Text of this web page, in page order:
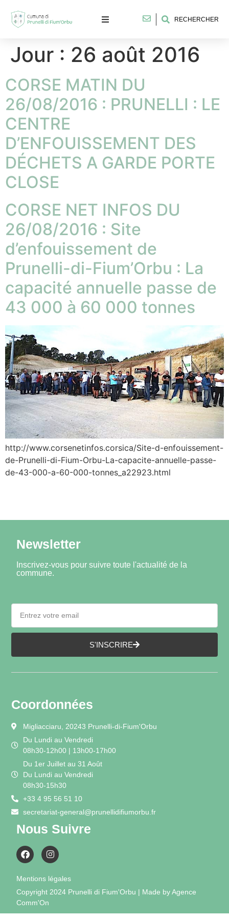
RECHERCHER
Jour : 26 août 2016
CORSE MATIN DU
26/08/2016 : PRUNELLI : LE
CENTRE
D’ENFOUISSEMENT DES
DÉCHETS A GARDE PORTE
CLOSE
CORSE NET INFOS DU
26/08/2016 : Site
d’enfouissement de
Prunelli-di-Fium’Orbu : La
capacité annuelle passe de
43 000 à 60 000 tonnes
http://www.corsenetinfos.corsica/Site-d-enfouissement-
de-Prunelli-di-Fium-Orbu-La-capacite-annuelle-passe-
de-43-000-a-60-000-tonnes_a22923.html
Newsletter
Inscrivez-vous pour suivre toute l'actualité de la
commune.
S'INSCRIRE
Coordonnées
Migliacciaru, 20243 Prunelli-di-Fium'Orbu
Du Lundi au Vendredi
08h30-12h00 | 13h00-17h00
Du 1er Juillet au 31 Août
Du Lundi au Vendredi
08h30-15h30
+33 4 95 56 51 10
secretariat-general@prunellidifiumorbu.fr
Nous Suivre
Mentions légales
Copyright 2024 Prunelli di Fium'Orbu | Made by Agence
Comm'On